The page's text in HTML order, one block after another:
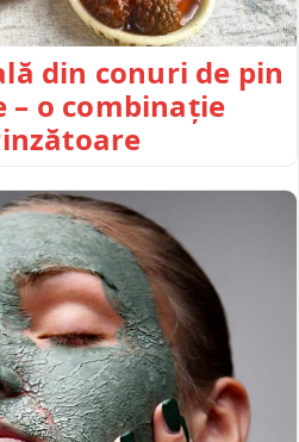
din conuri de pin
– o combinație